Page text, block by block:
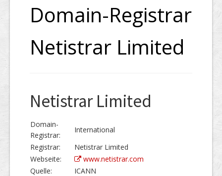
Domain-Registrar
Netistrar Limited
Netistrar Limited
Domain-
Registrar:
International
Registrar:
Netistrar Limited
Webseite:
www.netistrar.com
Quelle:
ICANN